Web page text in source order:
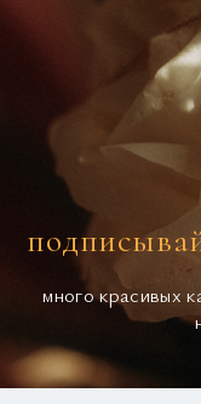
много красивых